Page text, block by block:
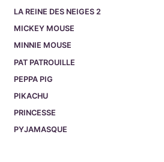
LA REINE DES NEIGES 2
MICKEY MOUSE
MINNIE MOUSE
PAT PATROUILLE
PEPPA PIG
PIKACHU
PRINCESSE
PYJAMASQUE